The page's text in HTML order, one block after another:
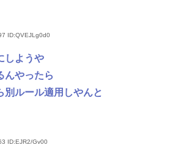
ID:QVEJLg0d0
しようや
んやったら
別ルール適用しやんと
ID:EJR2/Gv00